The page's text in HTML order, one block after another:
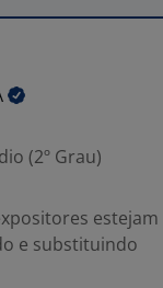
(2º Grau)
estejam
e substituindo